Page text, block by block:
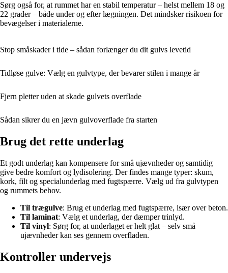
Sørg også for, at rummet har en stabil temperatur – helst mellem 18 og
22 grader – både under og efter lægningen. Det mindsker risikoen for
bevægelser i materialerne.
Stop småskader i tide – sådan forlænger du dit gulvs levetid
Tidløse gulve: Vælg en gulvtype, der bevarer stilen i mange år
Fjern pletter uden at skade gulvets overflade
Sådan sikrer du en jævn gulvoverflade fra starten
Brug det rette underlag
Et godt underlag kan kompensere for små ujævnheder og samtidig
give bedre komfort og lydisolering. Der findes mange typer: skum,
kork, filt og specialunderlag med fugtspærre. Vælg ud fra gulvtypen
og rummets behov.
Til trægulve: Brug et underlag med fugtspærre, især over beton.
Til laminat: Vælg et underlag, der dæmper trinlyd.
Til vinyl: Sørg for, at underlaget er helt glat – selv små
ujævnheder kan ses gennem overfladen.
Kontroller undervejs